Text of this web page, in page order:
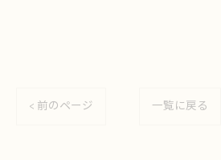
< 前のページ 一覧に戻る